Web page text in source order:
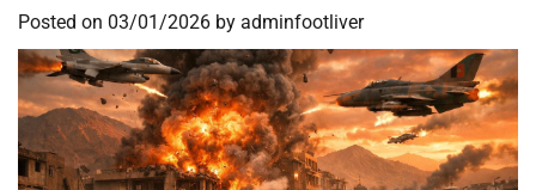
Posted on 03/01/2026 by adminfootliver